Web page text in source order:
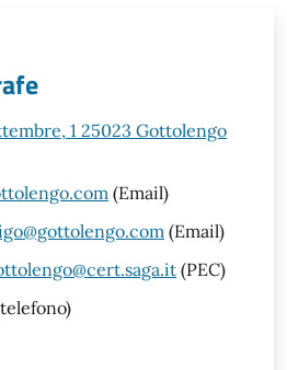
1 25023 Gottolengo
(Email)
(Email)
(PEC)